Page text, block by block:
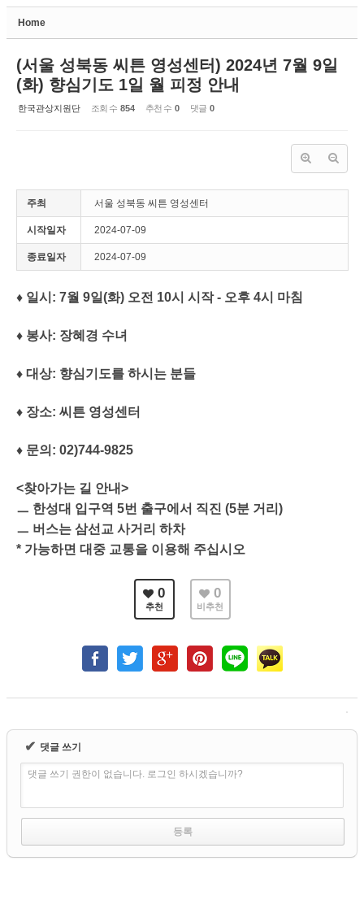
Home
(서울 성북동 씨튼 영성센터) 2024년 7월 9일
(화) 향심기도 1일 월 피정 안내
한국관상지원단 조회 수 854 추천 수 0 댓글 0
주최 서울 성북동 씨튼 영성센터
시작일자 2024-07-09
종료일자 2024-07-09
♦ 일시: 7월 9일(화) 오전 10시 시작 - 오후 4시 마침
♦ 봉사: 장혜경 수녀
♦ 대상: 향심기도를 하시는 분들
♦ 장소: 씨튼 영성센터
♦ 문의: 02)744-9825
<찾아가는 길 안내>
ㅡ 한성대 입구역 5번 출구에서 직진 (5분 거리)
ㅡ 버스는 삼선교 사거리 하차
* 가능하면 대중 교통을 이용해 주십시오
0
추천
0
비추천
✔ 댓글 쓰기
댓글 쓰기 권한이 없습니다. 로그인 하시겠습니까?
Sketchbook5, 스케치북5
Sketchbook5, 스케치북5